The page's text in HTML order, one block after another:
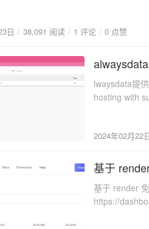
-luntp 或 netstat -luntp就能
计划任务使用宝塔的计划
post/
日 38,091 阅读 1 评论 0 点赞
2024-02-22
lwaysdata提
hosting with
出来。演示地
2024年02月22
2024-02-21
基于
基于 render
https://